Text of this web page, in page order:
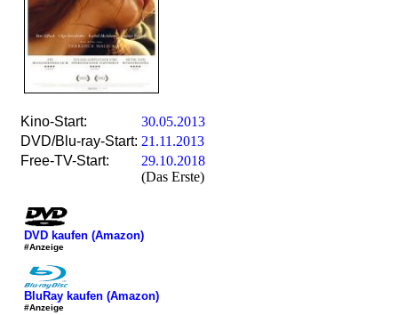
Kino-Start:
30.05.2013
DVD/Blu-ray-Start: 21.11.2013
Free-TV-Start:
29.10.2018
(Das Erste)
DVD kaufen (Amazon)
#Anzeige
BluRay kaufen (Amazon)
#Anzeige